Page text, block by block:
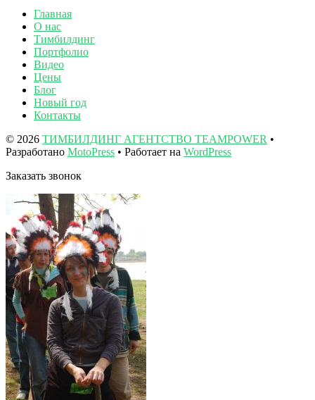
Главная
О нас
Тимбилдинг
Портфолио
Видео
Цены
Блог
Новый год
Контакты
© 2026 ТИМБИЛДИНГ АГЕНТСТВО TEAMPOWER •
Разработано MotoPress • Работает на WordPress
Заказать звонок